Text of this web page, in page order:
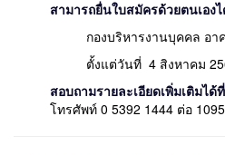
สามารถยื่นใบสมัครด้วยตนเอง
กองบริหารงานบุคคล อา
ตั้งแต่วันที่ 4 สิงหาคม
สอบถามรายละเอียดเพิ่มเติมได้ที่
โทรศัพท์ 0 5392 1444 ต่อ